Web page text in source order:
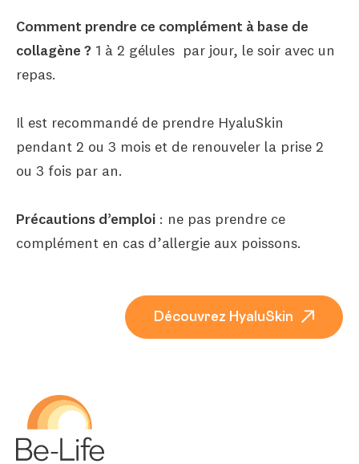
Comment prendre ce complément à base de
collagène ? 1 à 2 gélules par jour, le soir avec un
repas.
Il est recommandé de prendre HyaluSkin
pendant 2 ou 3 mois et de renouveler la prise 2
ou 3 fois par an.
Précautions d’emploi : ne pas prendre ce
complément en cas d’allergie aux poissons.
Découvrez HyaluSkin